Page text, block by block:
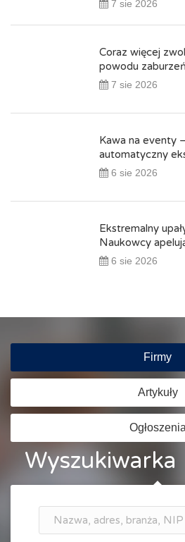
7 sie 2026
Coraz więcej
powodu
7 sie 2026
Kawa na eventy
automatyczny
6 sie 2026
Ekstremalny
Naukowcy
6 sie 2026
Firmy
Artykuły
Ogłoszenia
Wyszukiwarka